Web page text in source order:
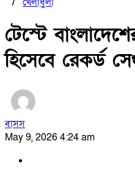
টেস্টে
হিসেবে রেকর্ড
বাসস
May 9, 2026 4:24 am